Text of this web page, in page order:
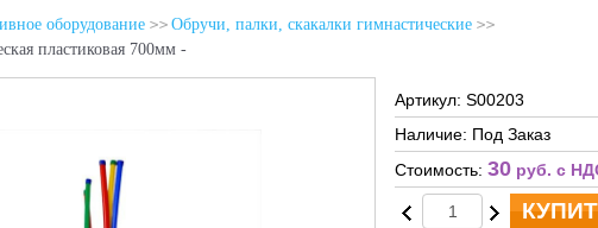
оборудование
Обручи, палки, скакалки гимнастические
пластиковая 700мм -
Артикул: S00203
Наличие: Под Заказ
Стоимость: 30 руб. c